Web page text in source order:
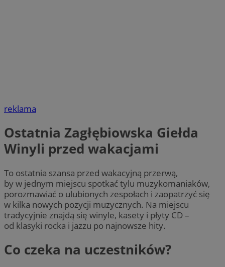
reklama
Ostatnia Zagłębiowska Giełda
Winyli przed wakacjami
To ostatnia szansa przed wakacyjną przerwą,
by w jednym miejscu spotkać tylu muzykomaniaków,
porozmawiać o ulubionych zespołach i zaopatrzyć się
w kilka nowych pozycji muzycznych. Na miejscu
tradycyjnie znajdą się winyle, kasety i płyty CD –
od klasyki rocka i jazzu po najnowsze hity.
Co czeka na uczestników?